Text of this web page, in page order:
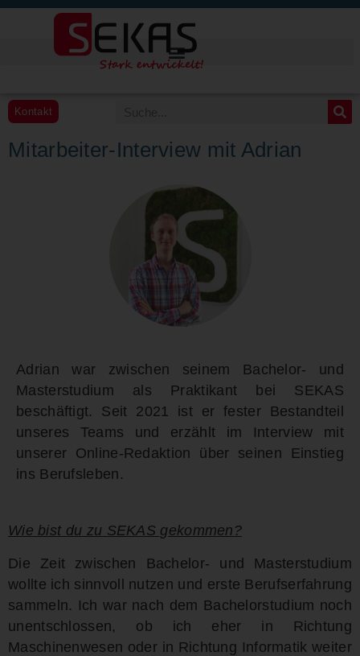
Kontakt
Mitarbeiter-Interview mit Adrian
Adrian war zwischen seinem Bachelor- und
Masterstudium als Praktikant bei SEKAS
beschäftigt. Seit 2021 ist er fester Bestandteil
unseres Teams und erzählt im Interview mit
unserer Online-Redaktion über seinen Einstieg
ins Berufsleben.
Wie bist du zu SEKAS gekommen?
Die Zeit zwischen Bachelor- und Masterstudium
wollte ich sinnvoll nutzen und erste Berufserfahrung
sammeln. Ich war nach dem Bachelorstudium noch
unentschlossen, ob ich eher in Richtung
Maschinenwesen oder in Richtung Informatik weiter